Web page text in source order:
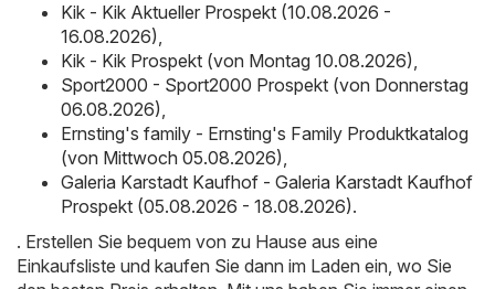
Kik - Kik Aktueller Prospekt (10.08.2026 -
16.08.2026),
Kik - Kik Prospekt (von Montag 10.08.2026),
Sport2000 - Sport2000 Prospekt (von Donnerstag
06.08.2026),
Ernsting's family - Ernsting's Family Produktkatalog
(von Mittwoch 05.08.2026),
Galeria Karstadt Kaufhof - Galeria Karstadt Kaufhof
Prospekt (05.08.2026 - 18.08.2026).
. Erstellen Sie bequem von zu Hause aus eine
Einkaufsliste und kaufen Sie dann im Laden ein, wo Sie